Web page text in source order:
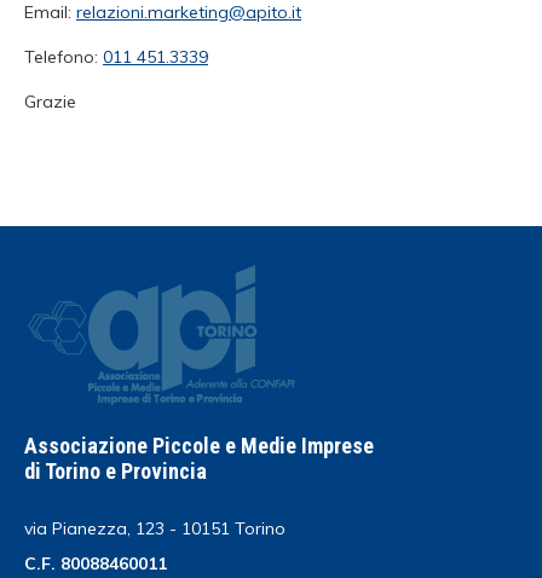
Email: relazioni.marketing@apito.it
Telefono: 011 451.3339
Grazie
Associazione Piccole e Medie Imprese
di Torino e Provincia
via Pianezza, 123 - 10151 Torino
C.F. 80088460011